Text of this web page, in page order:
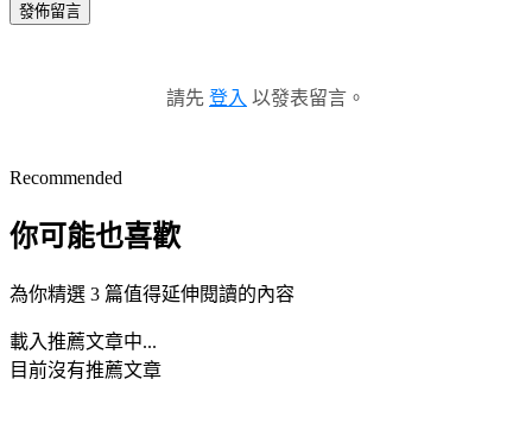
發佈留言
請先 登入 以發表留言。
Recommended
你可能也喜歡
為你精選 3 篇值得延伸閱讀的內容
載入推薦文章中...
目前沒有推薦文章